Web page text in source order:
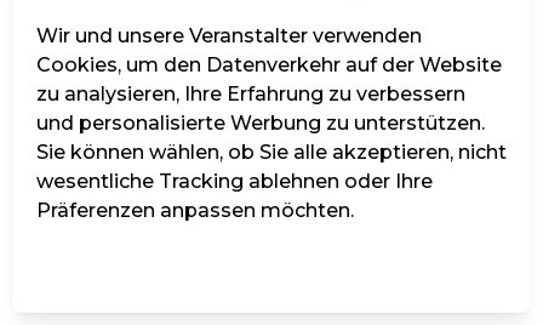
Wir und unsere Veranstalter verwenden
Cookies, um den Datenverkehr auf der Website
zu analysieren, Ihre Erfahrung zu verbessern
und personalisierte Werbung zu unterstützen.
Sie können wählen, ob Sie alle akzeptieren, nicht
wesentliche Tracking ablehnen oder Ihre
Präferenzen anpassen möchten.